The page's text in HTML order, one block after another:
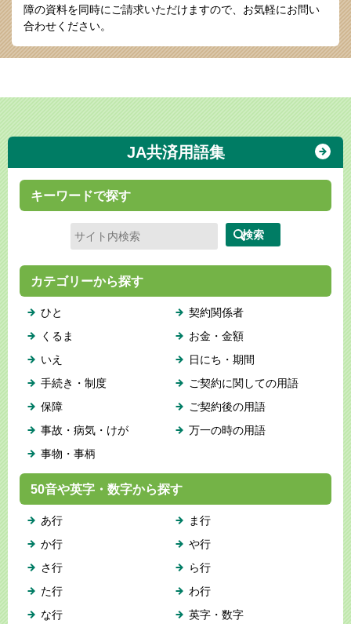
障の資料を同時にご請求いただけますので、お気軽にお問い
合わせください。
JA共済用語集
キーワードで探す
カテゴリーから探す
ひと
くるま
いえ
手続き・制度
保障
事故・病気・けが
事物・事柄
契約関係者
お金・金額
日にち・期間
ご契約に関しての用語
ご契約後の用語
万一の時の用語
50音や英字・数字から探す
あ行
か行
さ行
た行
な行
ま行
や行
ら行
わ行
英字・数字